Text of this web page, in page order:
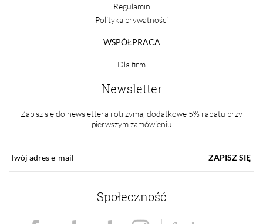
Regulamin
Polityka prywatności
WSPÓŁPRACA
Dla firm
Newsletter
Zapisz się do newslettera i otrzymaj dodatkowe 5% rabatu przy
pierwszym zamówieniu
ZAPISZ SIĘ
Społeczność